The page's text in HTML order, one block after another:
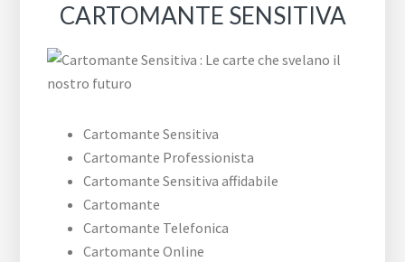
CARTOMANTE SENSITIVA
Cartomante Sensitiva
Cartomante Professionista
Cartomante Sensitiva affidabile
Cartomante
Cartomante Telefonica
Cartomante Online